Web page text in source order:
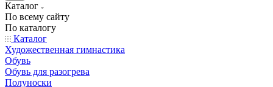
Каталог
По всему сайту
По каталогу
Каталог
Художественная гимнастика
Обувь
Обувь для разогрева
Полуноски